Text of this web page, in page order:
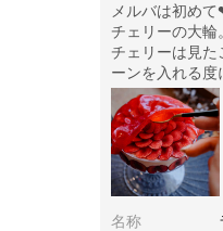
メルバは初め
チェリーの大輪
チェリーは見た
ーンを入れる度
食べ逃したら損
名称